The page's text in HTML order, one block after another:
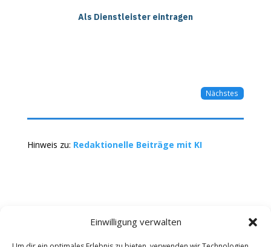
Einwilligung verwalten
Als Dienstleister eintragen
Nächstes
Hinweis zu: Redaktionelle Beiträge mit KI